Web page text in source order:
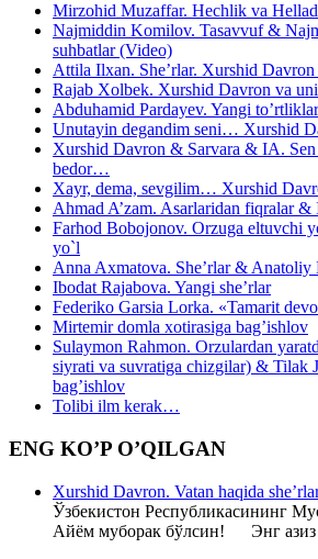
Mirzohid Muzaffar. Hechlik va
Najmiddin Komilov. Tasavvuf &
suhbatlar (Video)
Attila Ilxan. She’rlar. Xurshid
Rajab Xolbek. Xurshid Davron va
Abduhamid Pardayev. Yangi to’rtliklar
Unutayin degandim seni… Xurshid
Xurshid Davron & Sarvara & IA.
bedor…
Xayr, dema, sevgilim… Xurshid
Ahmad A’zam. Asarlaridan fiqralar
Farhod Bobojonov. Orzuga eltuvchi
yo`l
Anna Axmatova. She’rlar & Anatoliy
Ibodat Rajabova. Yangi she’rlar
Federiko Garsia Lorka. «Tamarit
Mirtemir domla xotirasiga bag’ishlov
Sulaymon Rahmon. Orzulardan
siyrati va suvratiga chizgilar) & Tilak
bag’ishlov
Tolibi ilm kerak…
ENG KO’P O’QILGAN
Xurshid Davron. Vatan haqida
Ўзбекистон Республикасининг
Айём муборак бўлсин! Энг